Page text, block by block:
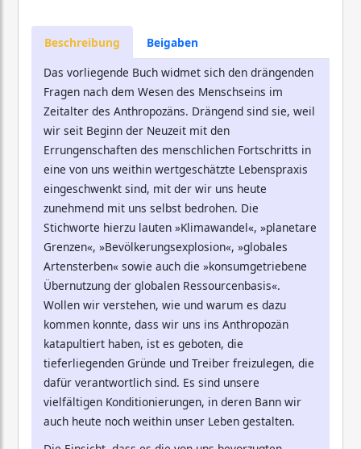
Beschreibung
Beigaben
Das vorliegende Buch widmet sich den drängenden
Fragen nach dem Wesen des Menschseins im
Zeitalter des Anthropozäns. Drängend sind sie, weil
wir seit Beginn der Neuzeit mit den
Errungenschaften des menschlichen Fortschritts in
eine von uns weithin wertgeschätzte Lebenspraxis
eingeschwenkt sind, mit der wir uns heute
zunehmend mit uns selbst bedrohen. Die
Stichworte hierzu lauten »Klimawandel«, »planetare
Grenzen«, »Bevölkerungsexplosion«, »globales
Artensterben« sowie auch die »konsumgetriebene
Übernutzung der globalen Ressourcenbasis«.
Wollen wir verstehen, wie und warum es dazu
kommen konnte, dass wir uns ins Anthropozän
katapultiert haben, ist es geboten, die
tieferliegenden Gründe und Treiber freizulegen, die
dafür verantwortlich sind. Es sind unsere
vielfältigen Konditionierungen, in deren Bann wir
auch heute noch weithin unser Leben gestalten.